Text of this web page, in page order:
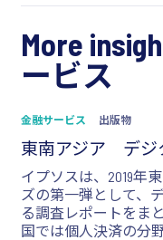
More
ービス
金融サービス 出版物
東南アジア デジ
イプソスは、2019年
ズの第一弾として、
る調査レポートをま
国では個人決済の分